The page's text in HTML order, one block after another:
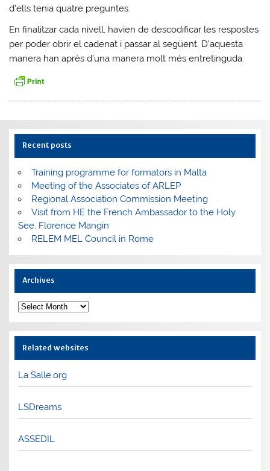
d’ells tenia quatre preguntes.
En finalitzar cada nivell, havien de descodificar les respostes
per poder obrir el cadenat i passar al següent. D’aquesta
manera han après d’una manera molt més entretinguda.
Recent posts
Training programme for formators in Malta
Meeting of the Associates of ARLEP
Regional Association Commission Meeting
Visit from HE the French Ambassador to the Holy
See, Florence Mangin
RELEM MEL Council in Rome
Archives
Archives
Related websites
La Salle.org
LSDreams
ASSEDIL